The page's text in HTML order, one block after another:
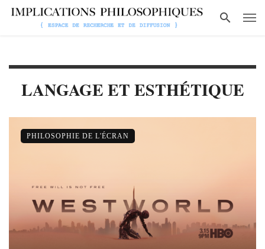
LANGAGE ET ESTHÉTIQUE
PHILOSOPHIE DE L'ÉCRAN